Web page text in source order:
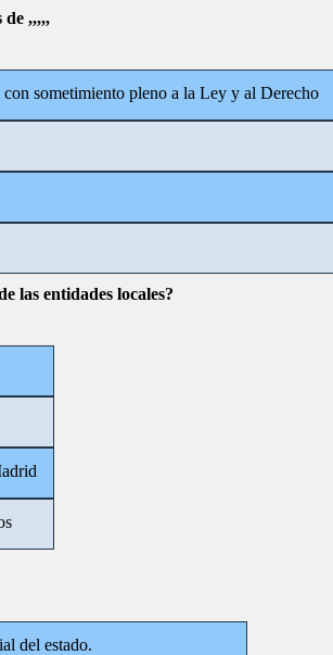
de ,,,,,
sometimiento pleno a la Ley y al Derecho
las entidades locales?
del estado.